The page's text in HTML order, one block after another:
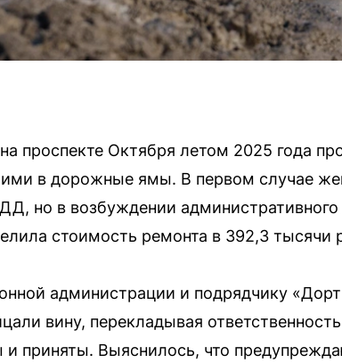
проспекте Октября летом 2025 года
в дорожные ямы. В первом случае
но в возбуждении
стоимость ремонта в 392,3 тысячи
администрации и подрядчику
вину, перекладывая
приняты. Выяснилось, что